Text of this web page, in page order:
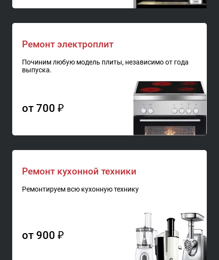
Ремонт электроплит
Починим любую модель плиты, независимо от года
выпуска.
от 700 ₽
Ремонт кухонной техники
Ремонтируем всю кухонную технику
от 900 ₽